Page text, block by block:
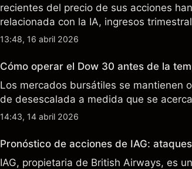
recientes del precio de sus acciones
relacionada con la IA, ingresos
incertidumbre en torno a los controles
13:48, 16 abril 2026
Cómo operar el Dow 30 antes de la
Los mercados bursátiles se mantienen
de desescalada a medida que se
14:43, 14 abril 2026
Pronóstico de acciones de IAG:
IAG, propietaria de British Airways, es